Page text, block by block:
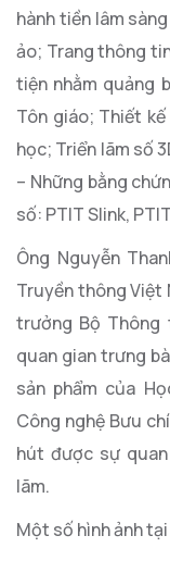
hành tiền lâm
ảo; Trang thông
tiện nhằm quảng
Tôn giáo; Thiết
học; Triển lãm số
– Những bằng
số: PTIT Slink,
Ông Nguyễn
Truyền thông Việt
trưởng Bộ Thông
quan gian trưng
sản phẩm của
Công nghệ Bưu
hút được sự
lãm.
Một số hình ảnh